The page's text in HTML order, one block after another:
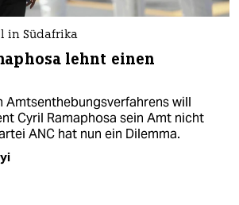
in Südafrika
lehnt einen
Amtsenthebungsverfahrens will
Cyril Ramaphosa sein Amt nicht
ANC hat nun ein Dilemma.